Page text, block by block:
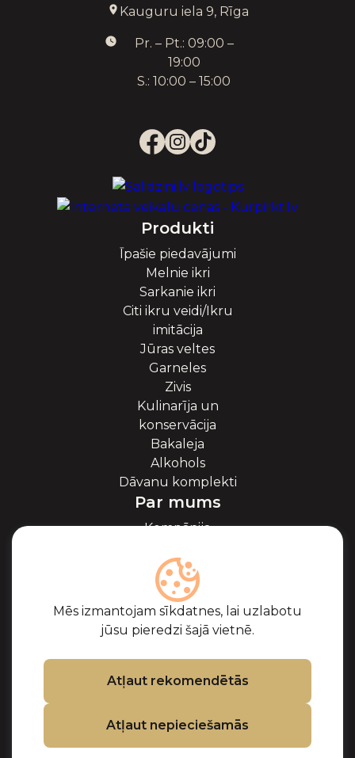
Mēs izmantojam sīkdatnes, lai uzlabotu
jūsu pieredzi šajā vietnē.
Atļaut rekomendētās
Atļaut nepieciešamās
Kauguru iela 9, Rīga
Pr. – Pt.: 09:00 –
19:00
S.: 10:00 – 15:00
Produkti
Īpašie piedavājumi
Melnie ikri
Sarkanie ikri
Citi ikru veidi/Ikru
imitācija
Jūras veltes
Garneles
Zivis
Kulinarīja un
konservācija
Bakaleja
Alkohols
Dāvanu komplekti
Par mums
Kompānija
Blogs
Sadarbība
Partneri
Sertifikāti
Biežāk uzdotie
jautājumi
Atbalsts
Pirkuma noteikumi
Privātuma politika